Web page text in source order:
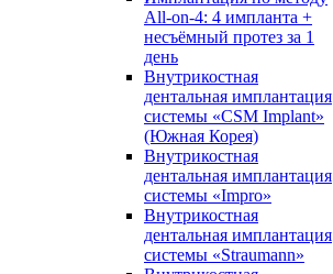
All-on-4: 4 импланта +
несъёмный протез за 1
день
Внутрикостная
дентальная имплантация
системы «CSM Implant»
(Южная Корея)
Внутрикостная
дентальная имплантация
системы «Impro»
Внутрикостная
дентальная имплантация
системы «Straumann»